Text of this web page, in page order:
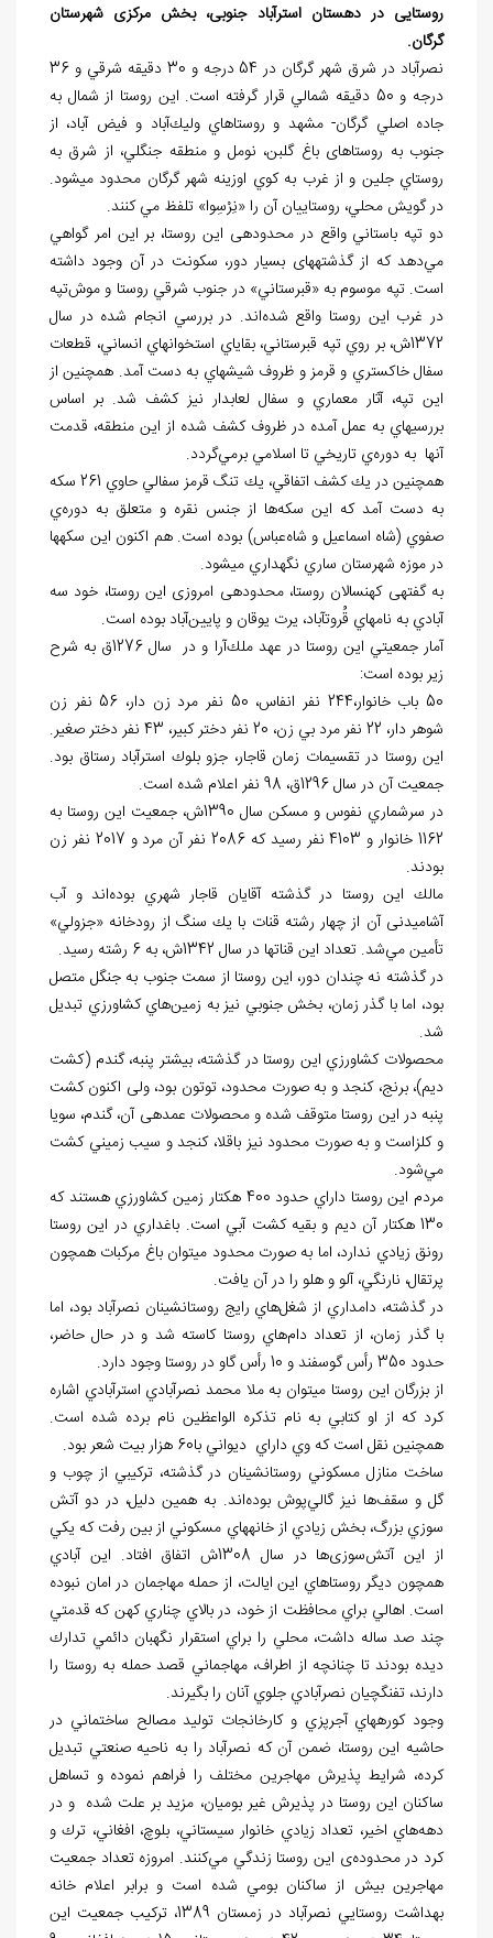
روستايی در دهستان استرآباد جنوبی، بخش مركزی شهرستان
گرگان.
نصرآباد در شرق شهر گرگان در 54 درجه و 30 دقیقه شرقي و 36
درجه و 50 دقیقه شمالي قرار گرفته است. این روستا از شمال به
جاده اصلي گرگان- مشهد و روستاهاي وليك‌آباد و فيض ‏آباد، از
جنوب به روستاهای باغ گلبن، نومل و منطقه جنگلي، از شرق به
روستاي جلين و از غرب به كوي اوزينه‌ شهر گرگان محدود مي‏شود.
در گويش محلي، روستاييان آن را «نِرْسِوا» تلفظ مي كنند.
دو تپه باستاني واقع در محدوده‏ی اين روستا، بر اين امر گواهي
مي‌دهد كه از گذشته‏های بسيار دور، سكونت در آن وجود داشته
است. تپه موسوم به «قبرستاني» در جنوب شرقي روستا و موش‌تپه
در غرب اين روستا واقع شده‌اند. در بررسي انجام شده در سال
1372ش، بر روي تپه قبرستاني، بقاياي استخوان‏هاي انساني، قطعات
سفال خاكستري و قرمز و ظروف شيشه‏اي به دست آمد. همچنين از
اين تپه، آثار معماري و سفال لعابدار نيز كشف شد. بر اساس
بررسي‏هاي به عمل ‌آمده در ظروف كشف شده از اين منطقه، قدمت
آن‏ها به دوره‌ي تاريخي تا اسلامي برمي‌گردد.
همچنين در يك كشف اتفاقي، يك تنگ قرمز سفالي حاوي 261 سكه
به دست آمد كه اين سكه‌ها از جنس نقره و متعلق به دوره‌ي
صفوي (شاه اسماعيل و شاه‌عباس) بوده است. هم اكنون اين سكه‏ها
در موزه شهرستان ساري نگهداري مي‏شود.
به گفته‏ی کهنسالان روستا، محدوده‏ی امروزی اين روستا، خود سه‏
آبادي به نام‏هاي قُروت‏آباد، يرت يوقان و پايين‌آباد بوده است.
آمار جمعيتي اين روستا در عهد ملك‌آرا و در سال 1276ق به شرح
زیر بوده است:
50 باب خانوار،244 نفر انفاس، 50 نفر مرد زن دار، 56 نفر زن
شوهر دار، 22 نفر مرد بي زن، 20 نفر دختر كبير، 43 نفر دختر صغير.
اين روستا در تقسيمات زمان قاجار، جزو بلوك استرآباد رستاق بود.
جمعيت آن در سال 1296ق، 98 نفر اعلام شده است.
در سرشماري نفوس و مسكن سال 1390ش، جمعيت اين روستا به
1162 خانوار و 4103 نفر رسيد كه 2086 نفر آن مرد و 2017 نفر زن
بودند.
مالك اين روستا در گذشته آقايان قاجار شهري بوده‌اند و آب
آشامیدنی آن از چهار رشته قنات با يك سنگ از رودخانه «جزولي»
تأمين مي‌شد. تعداد اين قنات‏ها در سال 1342ش، به 6 رشته رسيد.
در گذشته نه چندان دور، اين روستا از سمت جنوب به جنگل متصل
بود، اما با گذر زمان، بخش جنوبي نيز به زمين‌هاي كشاورزي تبديل
شد.
محصولات كشاورزي اين روستا در گذشته، بيشتر پنبه، گندم (كشت
ديم)، برنج، كنجد و به صورت محدود، توتون بود، ولی اكنون كشت
پنبه در اين روستا متوقف شده و محصولات عمده‏ی آن، گندم، سويا
و كلزاست و به صورت محدود نیز باقلا، كنجد و سيب زميني كشت
مي‌شود.
مردم اين روستا داراي حدود 400 هكتار زمين كشاورزي هستند كه
130 هكتار آن ديم و بقيه كشت آبي است. باغداري در اين روستا
رونق زيادي ندارد، اما به صورت محدود مي‏توان باغ مركبات همچون
پرتقال، نارنگي، آلو و هلو را در آن يافت.
در گذشته، دامداري از شغل‌هاي رايج روستانشينان نصرآباد بود، اما
با گذر زمان، از تعداد دام‌هاي روستا كاسته شد و در حال حاضر،
حدود 350 رأس گوسفند و 10 رأس گاو در روستا وجود دارد.
از بزرگان اين روستا مي‏توان به ملا محمد نصرآبادي استرآبادي اشاره
كرد كه از او كتابي به نام تذكره الواعظين نام برده شده است.
همچنين نقل است كه وي داراي ديواني با60 هزار بيت شعر بود.
ساخت منازل مسكوني روستانشينان در گذشته، تركيبي از چوب و
گل و سقف‌ها نيز گالي‌پوش بوده‌اند. به همين دلیل، در دو آتش
سوزي بزرگ، بخش زيادي از خانه‏هاي مسكوني از بين رفت كه يكي
از اين آتش‌سوزی‌ها در سال 1308ش اتفاق افتاد. اين آبادي
همچون ديگر روستاهاي اين ايالت، از حمله مهاجمان در امان نبوده
است. اهالي براي محافظت از خود، در بالاي چناري كهن كه قدمتي
چند صد ساله داشت، محلي را براي استقرار نگهبان دائمي تدارك
ديده بودند تا چنانچه از اطراف، مهاجماني قصد حمله به روستا را
دارند، تفنگچيان نصرآبادي جلوي آنان را بگيرند.
وجود كوره‏هاي آجرپزي و كارخانجات توليد مصالح ساختماني در
حاشيه اين روستا، ضمن آن كه نصرآباد را به ناحيه صنعتي تبديل
كرده، شرايط پذيرش مهاجرین مختلف را فراهم نموده و تساهل
ساكنان اين روستا در پذيرش غير بوميان، مزيد بر علت شده و در
دهه‌هاي اخير، تعداد زيادي خانوار سيستاني، بلوچ، افغاني، ترك و
كرد در محدوده‌ی اين روستا زندگي مي‌كنند. امروزه تعداد جمعيت
مهاجرین بيش از ساكنان بومي شده است و برابر اعلام خانه
بهداشت روستايي نصرآباد در زمستان 1389، تركيب جمعيت اين